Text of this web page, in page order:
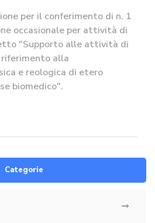
per il conferimento di n. 1
occasionale per attività di
"Supporto alle attività di
alla
e reologica di etero
biomedico".
Categorie